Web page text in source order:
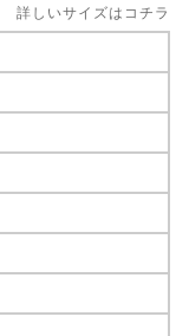
詳しいサイズは コチラ